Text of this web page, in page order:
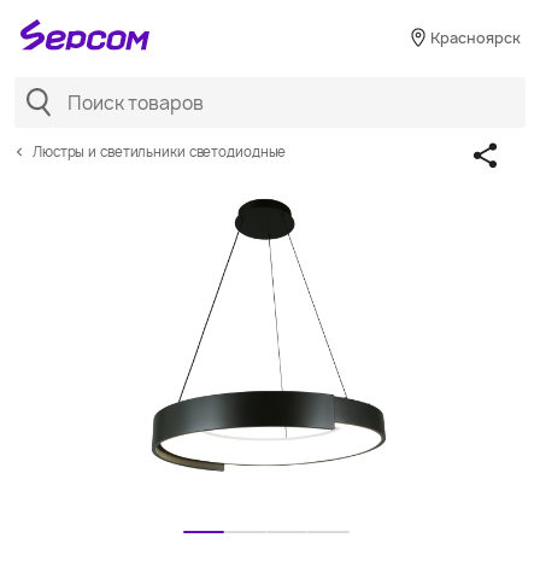
Красноярск
Люстры и светильники светодиодные